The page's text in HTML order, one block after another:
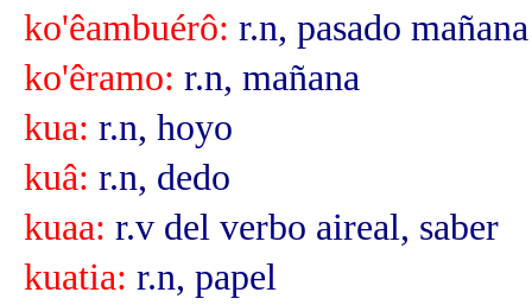
ko'êambuérô: r.n, pasado mañana
ko'êramo: r.n, mañana
kua: r.n, hoyo
kuâ: r.n, dedo
kuaa: r.v del verbo aireal, saber
kuatia: r.n, papel